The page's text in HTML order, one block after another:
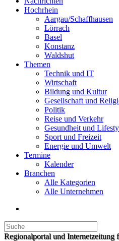
Hochrhein
Aargau/Schaffhausen
Lörrach
Basel
Konstanz
Waldshut
Themen
Technik und IT
Wirtschaft
Bildung und Kultur
Gesellschaft und
Politik
Reise und Verkehr
Gesundheit und
Sport und Freizeit
Energie und Umwelt
Termine
Kalender
Branchen
Alle Kategorien
Alle Unternehmen
Regionalportal und Internetzeitung